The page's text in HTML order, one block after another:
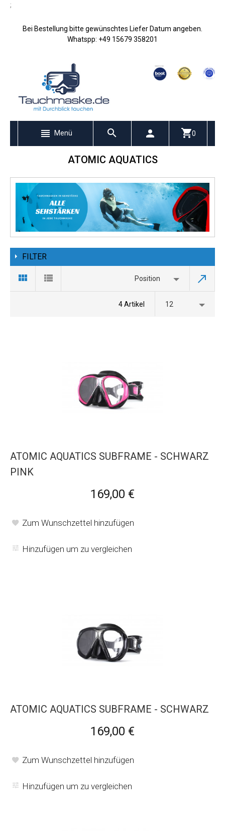
;
Bei Bestellung bitte gewünschtes Liefer Datum angeben.
Whatspp: +49 15679 358201
Menü 0
ATOMIC AQUATICS
FILTER
Position
4 Artikel 12
ATOMIC AQUATICS SUBFRAME - SCHWARZ
PINK
169,00 €
Zum Wunschzettel hinzufügen
Hinzufügen um zu vergleichen
ATOMIC AQUATICS SUBFRAME - SCHWARZ
169,00 €
Zum Wunschzettel hinzufügen
Hinzufügen um zu vergleichen